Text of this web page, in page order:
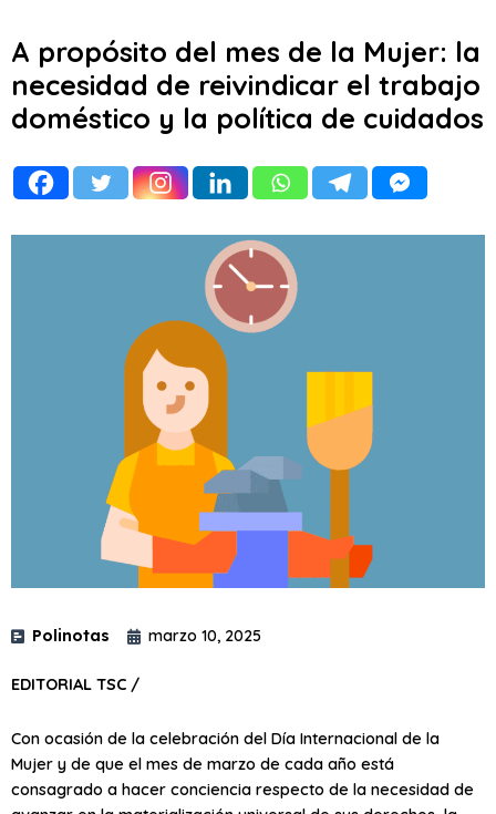
A propósito del mes de la Mujer: la
necesidad de reivindicar el trabajo
doméstico y la política de cuidados
Polinotas marzo 10, 2025
EDITORIAL TSC /
Con ocasión de la celebración del Día Internacional de la
Mujer y de que el mes de marzo de cada año está
consagrado a hacer conciencia respecto de la necesidad de